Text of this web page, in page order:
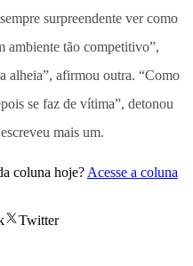
surpreendente ver como
ambiente tão competitivo”,
alheia”, afirmou outra. “Como
se faz de vítima”, detonou
mais um.
coluna hoje? Acesse a coluna
Twitter